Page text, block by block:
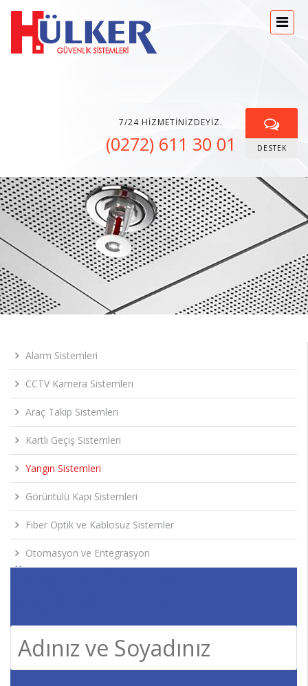
7/24 HIZMETINIZDEYIZ.
(0272) 611 30 01 DESTEK
Alarm Sistemleri
CCTV Kamera Sistemleri
Araç Takip Sistemleri
Kartlı Geçiş Sistemleri
Yangın Sistemleri
Görüntülü Kapı Sistemleri
Fiber Optik ve Kablosuz Sistemler
Otomasyon ve Entegrasyon